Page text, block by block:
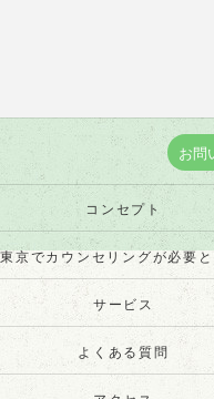
お問
コンセプト
サービス
よくある質問